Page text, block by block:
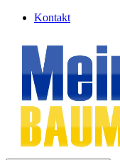
Kontakt